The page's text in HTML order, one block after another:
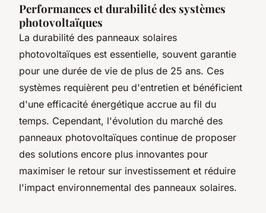
Performances et durabilité des systèmes
photovoltaïques
La durabilité des panneaux solaires
photovoltaïques est essentielle, souvent garantie
pour une durée de vie de plus de 25 ans. Ces
systèmes requièrent peu d'entretien et bénéficient
d'une efficacité énergétique accrue au fil du
temps. Cependant, l'évolution du marché des
panneaux photovoltaïques continue de proposer
des solutions encore plus innovantes pour
maximiser le retour sur investissement et réduire
l'impact environnemental des panneaux solaires.